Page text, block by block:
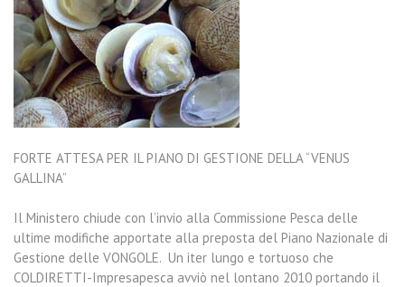
FORTE ATTESA PER IL PIANO DI GESTIONE DELLA “VENUS
GALLINA”
Il Ministero chiude con l’invio alla Commissione Pesca delle
ultime modifiche apportate alla preposta del Piano Nazionale di
Gestione delle VONGOLE. Un iter lungo e tortuoso che
COLDIRETTI-Impresapesca avviò nel lontano 2010 portando il